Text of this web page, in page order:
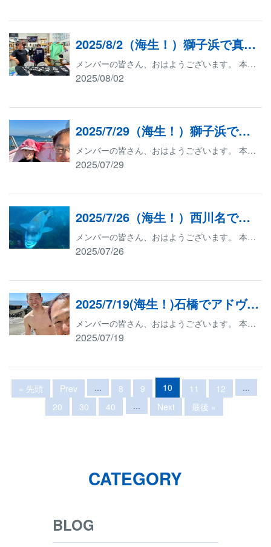
2025/8/2（海生！）獅子浜で真実の口を見よう！
メンバーの皆さん、おはようございます。 本日は、沼津市の獅子浜ダイビングサービスでファンダイブをいたします。 まずは、足柄サービスエリアで朝食をいただきました。 獅子浜ダイビングサービスに到着いたしました。 天気も透視度も海況もよいです。 富士山も綺麗に見えます。 本日の参加メンバーはS様、T様、H様です。 ダイビングの目的は、ズバリ、真実の口！ それでは、早速行ってきます。 エントリーしてすぐに透視度が素晴らしいことに気づきました。 透視度が素晴らしいので真実の口がとてもきれいです。 M様は真実の口に嚙まれて抜けなかったようです。笑 獅子浜と言えばラッパウニとゼブラガニですね。 ハコフグygはいつ見てもかわいいです。 アカオビハナダイなどが群れておりました。 上↑の画像をクリックすると動画が流れます。 赤羽店に帰ってきてから、キューピッドオリジナルTシャツ、トレーナー、パーカーのお渡しをいたしました。 こちらのTシャツは今年メンバー更新をされたお客様に無料でプレゼントしております。 更にキューピッドのメンバー様にはキューピッドのツアーで10ダイブするとキューピッドオリジナルTシャツが、30ダイブするとキューピッドオリジナルトレーナーが、50ダイブするとキューピッドオリジナルパーカーがプレゼントされます。 T様は1年間で100ダイブ以上潜られておりますので、合計7枚GETいたしました。 こんなにたくさんもらってどうするのでしょうね。 もう、笑うしかありません。 わーっははは！ キューピッドはこれからもダイビングを楽しみたいお客様や、ランクアップしたいお客様、ダイビングを始めたいお客様のサポートをしていきたいと思っております。 ご質問など、どんどんご連絡下さい。 お待ちしております
2025/08/02
2025/7/29（海生！）獅子浜で真実の口を見よう！
メンバーの皆さん、おはようございます。 本日は、沼津市の獅子浜ダイビングサービスに来ております。 天気も透視度も海況もよいです。 本日の参加メンバーはK様です。 ダイビングの目的は、ズバリ、真実の口！ それでは、早速行ってきます。 K様は真実の口に嚙まれなかったようです。よかったですね。 ハートもありました。 星もありました。 一瞬、何かに見られた気がしました。 K様は楽しそうです。 隠れているのかな？ 透視度もいいです！ ↑画像をクリックするとゴンズイの動画が流れます。 キューピッドはこれからもダイビングを楽しみたいお客様や、ランクアップしたいお客様、ダイビングを始めたいお客様のサポートをしていきたいと思っております。 ご質問など、どんどんご連絡下さい。 お待ちしております
2025/07/29
2025/7/26（海生！）西川名で流れを感じよう！
メンバーの皆さん、おはようございます。 本日は、館山市の西川名ダイビングサービスに来ております。 本日の参加メンバーはS様とT様です。 ダイビングの目的は、西川名の流れを感じる事です。 それでは早速行ってきます。 水中が魚だらけです。 すっごいです！ 魚の塊！ うわっ！ 気が付いたら隣で巨大なコブダイが泳いでおりました！ S様は大満足しておりました。 西川名の生物って、なんでみんな大きいのでしょうね。 西川名のお昼ご飯と言えば伝平のマグロ丼！ 皆さん美味しそうな顔をしております。 上↑の画像をクリックすると動画が流れます。 デザートは木村ピーナッツのコーヒーフロート、プレミアムパフェキャラメル、ピネキシェイク！ 皆さん、幸せ過ぎます。 キューピッドはこれからもダイビングを楽しみたいお客様や、ランクアップしたいお客様、ダイビングを始めたいお客様のサポートをしていきたいと思っております。 ご質問など、どんどんご連絡下さい。 お待ちしております
2025/07/26
2025/7/19(海生！)石橋でアドヴァンスドオープンウォーターダイバーコース海洋実習生！
メンバーの皆さん、おはようございます。 本日は小田原市の石橋ダイビングセンターに来ております。 天気は晴れ。海況は波＆うねりです。 今回のメンバーは、W様です。 W様は、アドヴァンスドオープンウォーターダイバーコースの海洋実習となります。 目指すはPADIアドヴァンスドオープンウォーターダイバーの認定です。 まずは、ディープ ディープダイビングの魅力と安全ルールはもちろん、水深18ｍ以深の水中環境を知って、より慎重なダイビングの計画の立て方や実行のノウハウをインストラクター密着の状態で学びました。 続いて、水中ナビゲーション 海中で目的地に正確にたどりつくためのコンパスを使ったナビゲーション（コンパス・ナビゲーション）や、自然の目標物を確認しながら移動するナビゲーション（ナチュラル・ナビゲーション）などを学びました。 おめでとうございます。 PADIアドヴァンスドオープンウォーターダイバー認定です。 キューピッドはこれからもダイビングを楽しみたいお客様や、ランクアップしたいお客様、ダイビングを始めたいお客様のサポートをしていきたいと思っております。 ご質問など、どんどんご連絡をください。 お待ちしております
2025/07/19
« 先頭 Prev ... 8 9 10 11 12
...
20
30 40 ... Next 最後 »
CATEGORY
BLOG